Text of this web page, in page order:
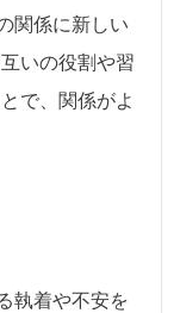
関係に新しい
いの役割や習
で、関係がよ
執着や不安を